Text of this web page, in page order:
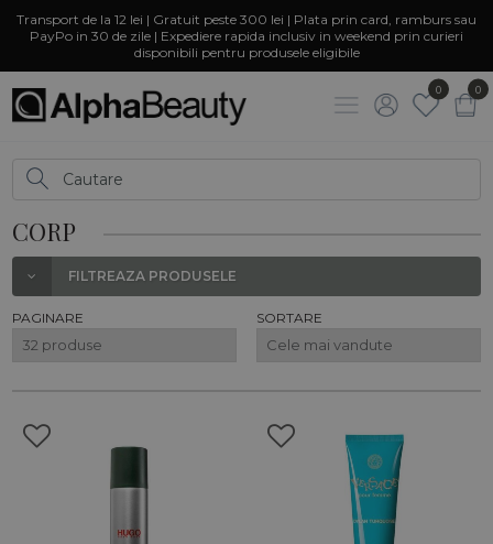
Transport de la 12 lei | Gratuit peste 300 lei | Plata prin card, ramburs sau
PayPo in 30 de zile | Expediere rapida inclusiv in weekend prin curieri
disponibili pentru produsele eligibile
0 0
CORP
FILTREAZA PRODUSELE
PAGINARE SORTARE